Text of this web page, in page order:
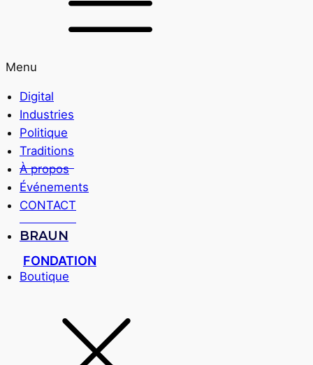
Menu
Digital
Industries
Politique
Traditions
À propos
Événements
CONTACT
BRAUN
FONDATION
Boutique